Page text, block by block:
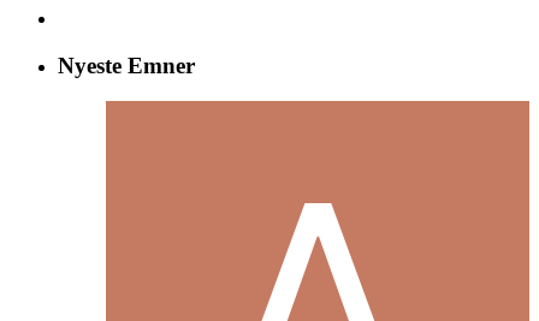
Nyeste Emner